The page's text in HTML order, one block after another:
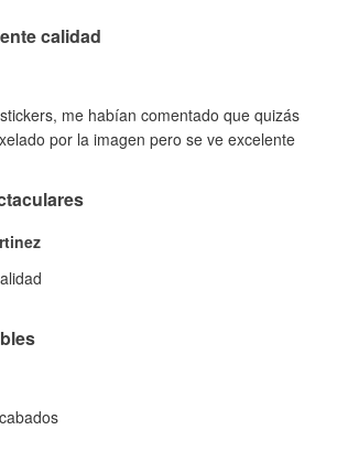
calidad
me habían comentado que quizás
por la imagen pero se ve excelente